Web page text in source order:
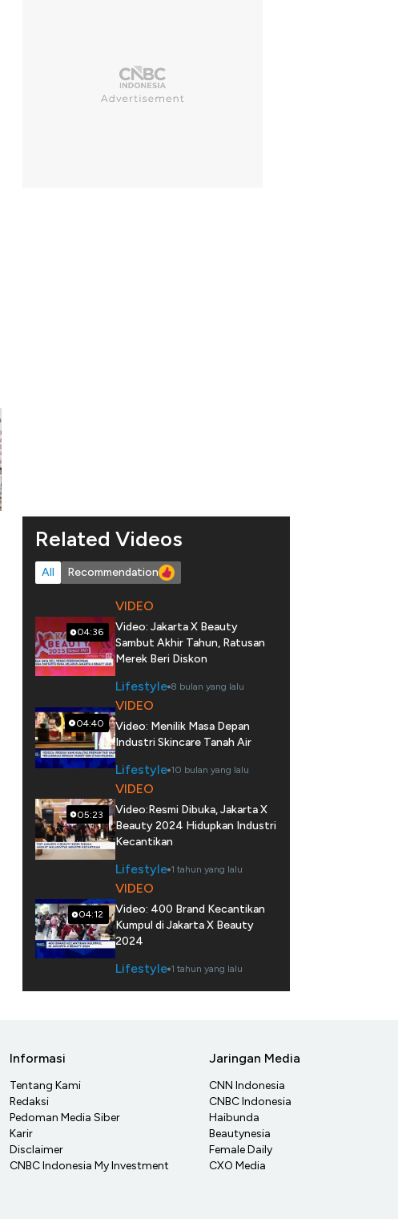
Related Videos
All Recommendation
04:36
VIDEO
Video: Jakarta X Beauty
Sambut Akhir Tahun, Ratusan
Merek Beri Diskon
Lifestyle 8 bulan yang lalu
04:40
VIDEO
Video: Menilik Masa Depan
Industri Skincare Tanah Air
Lifestyle 10 bulan yang lalu
05:23
VIDEO
Video:Resmi Dibuka, Jakarta X
Beauty 2024 Hidupkan Industri
Kecantikan
Lifestyle 1 tahun yang lalu
04:12
VIDEO
Video: 400 Brand Kecantikan
Kumpul di Jakarta X Beauty
2024
Lifestyle 1 tahun yang lalu
Informasi
Tentang Kami
Redaksi
Pedoman Media Siber
Karir
Disclaimer
CNBC Indonesia My Investment
Jaringan Media
CNN Indonesia
CNBC Indonesia
Haibunda
Beautynesia
Female Daily
CXO Media